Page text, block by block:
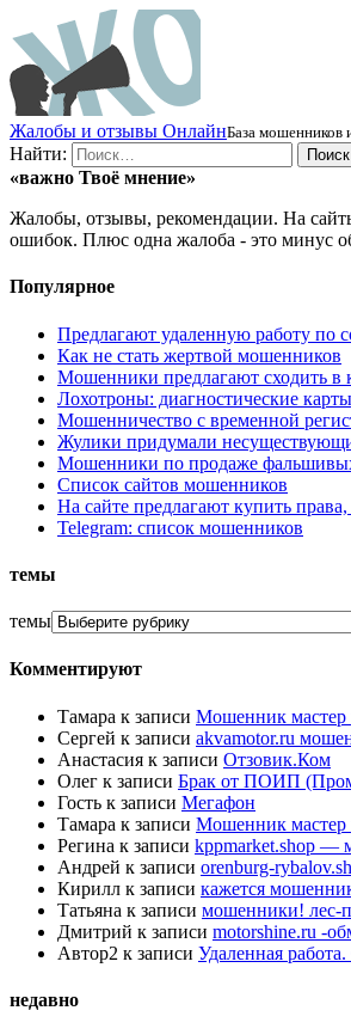
Жалобы и отзывы ОнлайнБаза мошенников
Найти:
«важно Твоё мнение»
Жалобы, отзывы, рекомендации. На
ошибок. Плюс одна жалоба - это минус
Популярное
Предлагают удаленную работу по
Как не стать жертвой мошенников
Мошенники предлагают сходить в
Лохотроны: диагностические
Мошенничество с временной
Жулики придумали
Мошенники по продаже
Список сайтов мошенников
На сайте предлагают купить
Telegram: список мошенников
темы
темы
Комментируют
Тамара к записи Мошенник мастер
Сергей к записи akvamotor.ru
Анастасия к записи Отзовик.Ком
Олег к записи Брак от ПОИП
Гость к записи Мегафон
Тамара к записи Мошенник мастер
Регина к записи kppmarket.shop —
Андрей к записи orenburg-
Кирилл к записи кажется
Татьяна к записи мошенники! лес-
Дмитрий к записи motorshine.ru -
Автор2 к записи Удаленная
недавно